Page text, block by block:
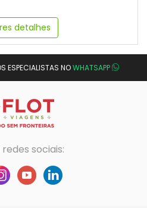
detalhes
ESPECIALISTAS NOWHATSAPP
sociais: